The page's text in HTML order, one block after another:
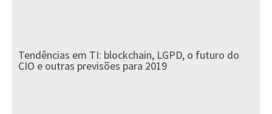
Tendências em TI: blockchain, LGPD, o futuro do
CIO e outras previsões para 2019